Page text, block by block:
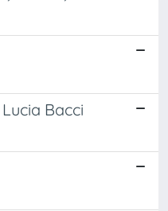
Bacci